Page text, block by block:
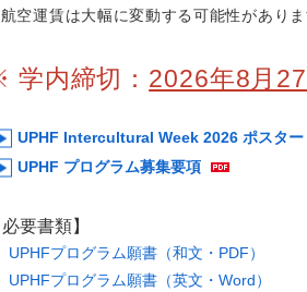
空運賃は大幅に変動する可能性があり
学内締切： 2026年8月27
UPHF Intercultural Week 2026 ポスター
UPHF プログラム募集要項
必要書類】
UPHFプログラム願書（和文・PDF）
UPHFプログラム願書（英文・Word）